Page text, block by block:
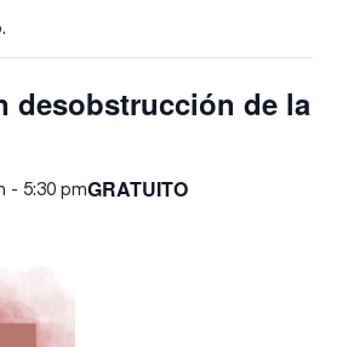
desobstrucción de la
- 5:30 pmGRATUITO